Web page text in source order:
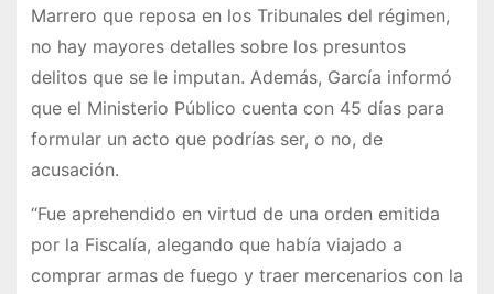
Marrero que reposa en los Tribunales del régimen,
no hay mayores detalles sobre los presuntos
delitos que se le imputan. Además, García informó
que el Ministerio Público cuenta con 45 días para
formular un acto que podrías ser, o no, de
acusación.
“Fue aprehendido en virtud de una orden emitida
por la Fiscalía, alegando que había viajado a
comprar armas de fuego y traer mercenarios con la